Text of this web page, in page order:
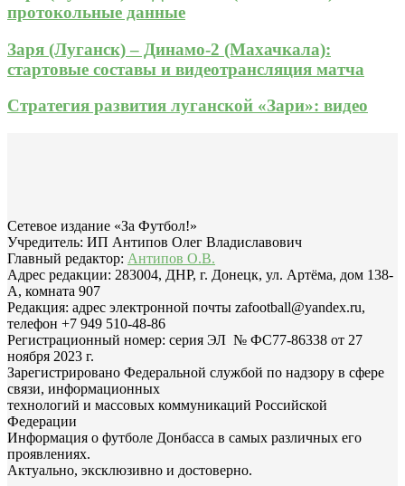
протокольные данные
Заря (Луганск) – Динамо-2 (Махачкала):
стартовые составы и видеотрансляция матча
Стратегия развития луганской «Зари»: видео
Сетевое издание «За Футбол!»
Учредитель: ИП Антипов Олег Владиславович
Главный редактор: Антипов О.В.
Адрес редакции: 283004, ДНР, г. Донецк, ул. Артёма, дом 138-
А, комната 907
Редакция: адрес электронной почты zafootball@yandex.ru,
телефон +7 949 510-48-86
Регистрационный номер: серия ЭЛ № ФС77-86338 от 27
ноября 2023 г.
Зарегистрировано Федеральной службой по надзору в сфере
связи, информационных
технологий и массовых коммуникаций Российской
Федерации
Информация о футболе Донбасса в самых различных его
проявлениях.
Актуально, эксклюзивно и достоверно.